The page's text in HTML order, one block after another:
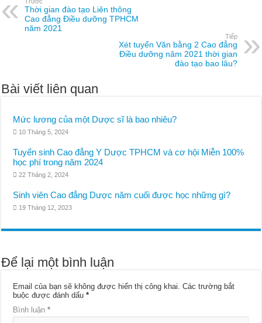
Thời gian đào tạo Liên thông
Cao đẳng Điều dưỡng TPHCM
năm 2021
Tiếp
Xét tuyển Văn bằng 2 Cao đẳng
Điều dưỡng năm 2021 thời gian
đào tạo bao lâu?
Bài viết liên quan
Mức lương của một Dược sĩ là bao nhiêu?
10 Tháng 5, 2024
Tuyển sinh Cao đẳng Y Dược TPHCM và cơ hội Miễn 100%
học phí trong năm 2024
22 Tháng 2, 2024
Sinh viên Cao đẳng Dược năm cuối được học những gì?
19 Tháng 12, 2023
Để lại một bình luận
Email của bạn sẽ không được hiển thị công khai. Các trường bắt
buộc được đánh dấu*
Bình luận*